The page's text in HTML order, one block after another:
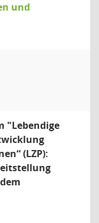
und
"Lebendige
(LZP):